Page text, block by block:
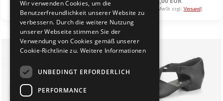
Brautschuhe
Sneaker
Übergrößen 43-44
Merlet
Nueva Epoca
RayRose
] [inkl. 19% MwSt zzgl. Versand]
Wir verwenden Cookies, um die
Benutzerfreundlichkeit unserer Website zu
verbessern. Durch die weitere Nutzung
unserer Webseite stimmen Sie der
Verwendung von Cookies gemäß unserer
Cookie-Richtlinie zu. Weitere Informationen
UNBEDINGT ERFORDERLICH
PERFORMANCE